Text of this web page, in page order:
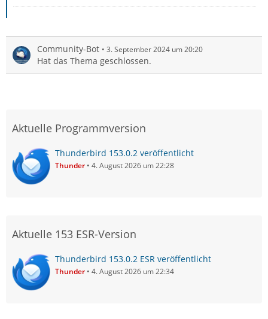
Community-Bot 3. September 2024 um 20:20
Hat das Thema geschlossen.
Aktuelle Programmversion
Thunderbird 153.0.2 veröffentlicht
Thunder 4. August 2026 um 22:28
Aktuelle 153 ESR-Version
Thunderbird 153.0.2 ESR veröffentlicht
Thunder 4. August 2026 um 22:34